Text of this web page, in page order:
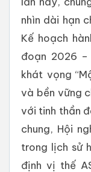
nhìn dài hạn
Kế hoạch
đoạn 2026
khát vọng
và bền vững
với tinh thần
chung, Hội
trong lịch sử
định vị thế